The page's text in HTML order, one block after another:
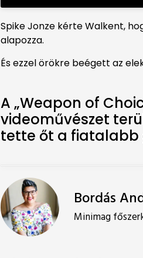
Spike Jonze kérte Walkent,
alapozza.
És ezzel örökre beégett az
A „Weapon of
videoművészet
tette őt a fiatalabb
Bordás
Minimag